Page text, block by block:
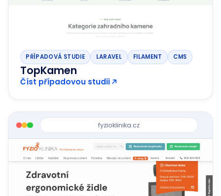
PŘÍPADOVÁ STUDIE LARAVEL FILAMENT CMS
TopKamen
Číst případovou studii
fyzioklinika.cz